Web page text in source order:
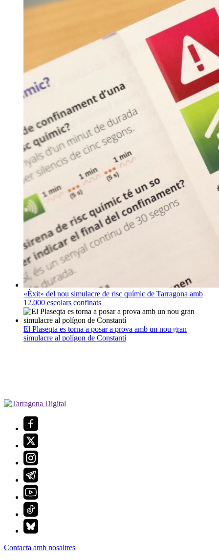
«Èxit» del nou simulacre de risc químic de Tarragona amb
12.000 escolars confinats
El Plaseqta es torna a posar a prova amb un nou gran
simulacre al polígon de Constantí
Contacta amb nosaltres